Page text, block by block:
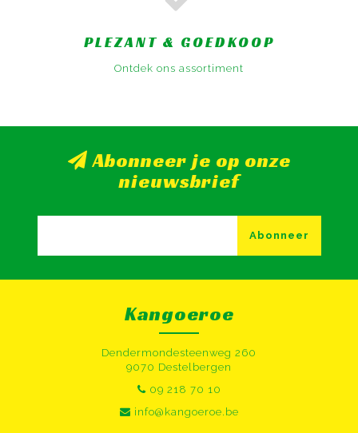
PLEZANT & GOEDKOOP
Ontdek ons assortiment
Abonneer je op onze
nieuwsbrief
Abonneer
Kangoeroe
Dendermondesteenweg 260
9070 Destelbergen
09 218 70 10
info@kangoeroe.be